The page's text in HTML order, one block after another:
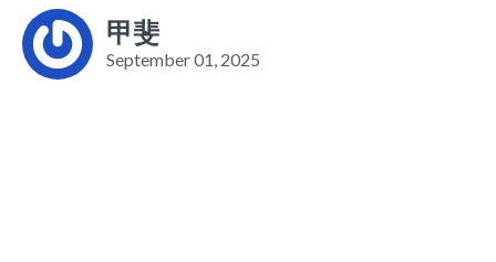
甲斐
September 01, 2025